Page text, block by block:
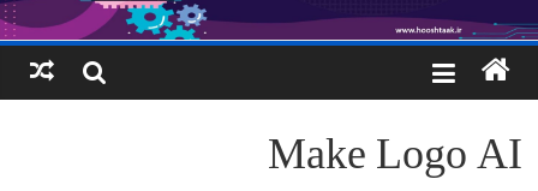
خبری
هوش
مصنوعی
Make Logo AI